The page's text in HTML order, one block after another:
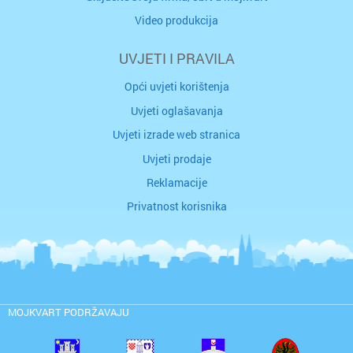
Video produkcija
UVJETI I PRAVILA
Opći uvjeti korištenja
Uvjeti oglašavanja
Uvjeti izrade web stranica
Uvjeti prodaje
Reklamacije
Privatnost korisnika
MOJKVART PODRŽAVAJU